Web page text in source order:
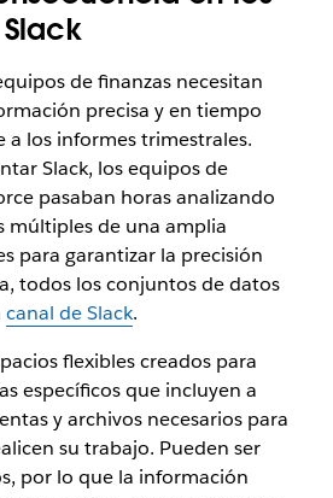
de finanzas necesitan
precisa y en tiempo
a los informes trimestrales.
Slack, los equipos de
pasaban horas analizando
múltiples de una amplia
para garantizar la precisión
todos los conjuntos de datos
canal de Slack.
flexibles creados para
específicos que incluyen a
y archivos necesarios para
su trabajo. Pueden ser
por lo que la información